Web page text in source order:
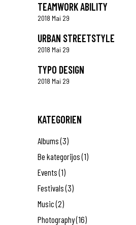
TEAMWORK ABILITY
2018 Mai 29
URBAN STREETSTYLE
2018 Mai 29
TYPO DESIGN
2018 Mai 29
KATEGORIEN
Albums(3)
Be kategorijos(1)
Events(1)
Festivals(3)
Music(2)
Photography(16)